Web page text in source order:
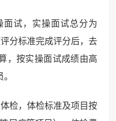
试，实操面试总分为
分标准完成评分后，去
，按实操面试成绩由高
检，体检标准及项目按